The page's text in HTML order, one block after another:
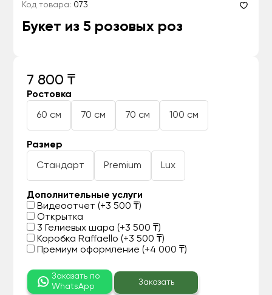
Код товара: 073
Букет из 5 розовых роз
7 800 ₸
Ростовка
60 см 70 см 70 см 100 см
Размер
Стандарт Premium Lux
Дополнительные услуги
Видеоотчет (+3 500 ₸)
Открытка
3 Гелиевых шара (+3 500 ₸)
Коробка Raffaello (+3 500 ₸)
Премиум оформление (+4 000 ₸)
Заказать по
WhatsApp
Заказать